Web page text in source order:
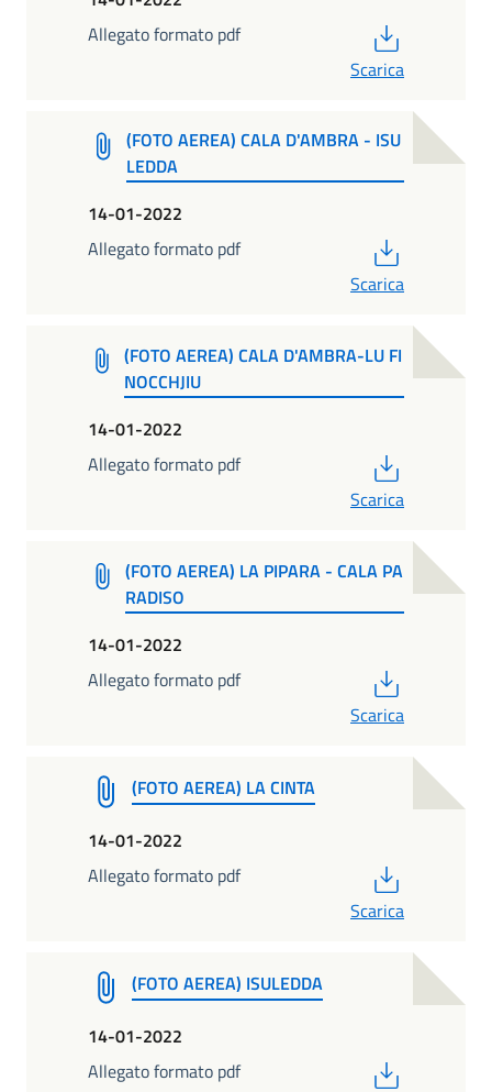
Allegato formato pdf
Scarica
(FOTO AEREA) CALA D'AMBRA - ISU
LEDDA
14-01-2022
Allegato formato pdf
Scarica
(FOTO AEREA) CALA D'AMBRA-LU FI
NOCCHJIU
14-01-2022
Allegato formato pdf
Scarica
(FOTO AEREA) LA PIPARA - CALA PA
RADISO
14-01-2022
Allegato formato pdf
Scarica
(FOTO AEREA) LA CINTA
14-01-2022
Allegato formato pdf
Scarica
(FOTO AEREA) ISULEDDA
14-01-2022
Allegato formato pdf